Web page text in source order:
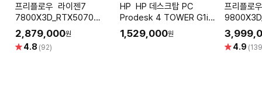
프리플로우 라이젠7
7800X3D_RTX5070
12GB 컴퓨터본체 (ULTRA
GAMING X7 A57L) AMD
게이밍컴퓨터 조립PC
2,879,000원
별 4.8 (92)
HP HP 데스크탑 PC
Prodesk 4 TOWER G1i
울트라7 265 OS미포함
1,529,000원
프리플로우 라이
퓨터본체
GAMING
AMD 게
별 4.9